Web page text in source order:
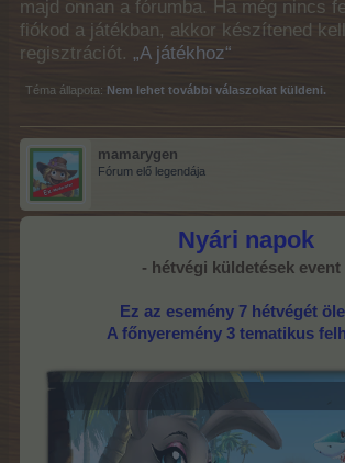
majd onnan a fórumba. Ha még nincs
fiókod a játékban, akkor készítened
regisztrációt. „A játékhoz“
Téma állapota: Nem lehet további válaszokat küldeni.
mamarygen
Fórum elő legendája
Nyári napok
- hétvégi küldetések event
Ez az esemény 7 hétvégét
A főnyeremény 3 tematikus